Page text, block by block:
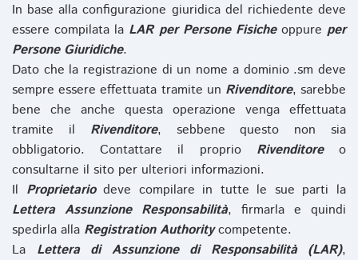
In base alla configurazione giuridica del richiedente deve
essere compilata la LAR per Persone Fisicheoppure per
Persone Giuridiche.
Dato che la registrazione di un nome a dominio .sm deve
sempre essere effettuata tramite un Rivenditore, sarebbe
bene che anche questa operazione venga effettuata
tramite il Rivenditore, sebbene questo non sia
obbligatorio. Contattare il proprio Rivenditoreo
consultarne il sito per ulteriori informazioni.
Il Proprietariodeve compilare in tutte le sue parti la
Lettera Assunzione Responsabilità, firmarla e quindi
spedirla alla Registration Authoritycompetente.
La Lettera di Assunzione di Responsabilità (LAR),